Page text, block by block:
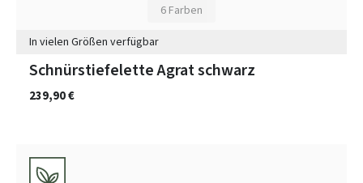
6 Farben
In vielen Größen verfügbar
Schnürstiefelette Agrat schwarz
239,90 €